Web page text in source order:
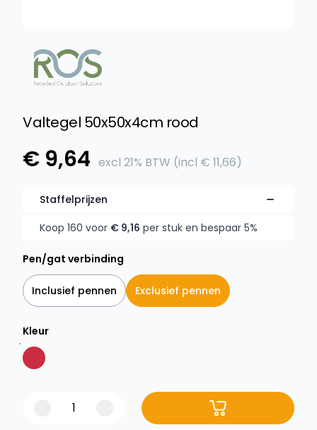
Valtegel 50x50x4cm rood
Product informatie
€ 9,64 excl 21% BTW (incl € 11,66)
Staffelprijzen
Koop 160 voor € 9,16 per stuk en bespaar 5%
Pen/gat verbinding
Inclusief pennen Exclusief pennen
Kleur